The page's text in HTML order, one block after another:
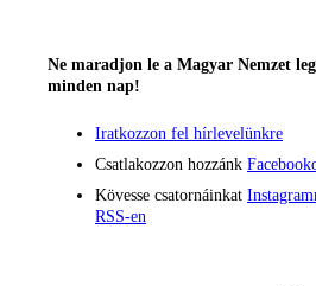
Ne maradjon le a Magyar Nemzet
minden nap!
Iratkozzon fel hírlevelünkre
Csatlakozzon hozzánk
Kövesse csatornáinkat
RSS-en